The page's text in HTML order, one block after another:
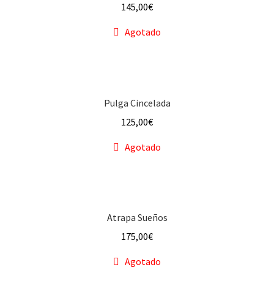
145,00€
Agotado
Pulga Cincelada
125,00€
Agotado
Atrapa Sueños
175,00€
Agotado